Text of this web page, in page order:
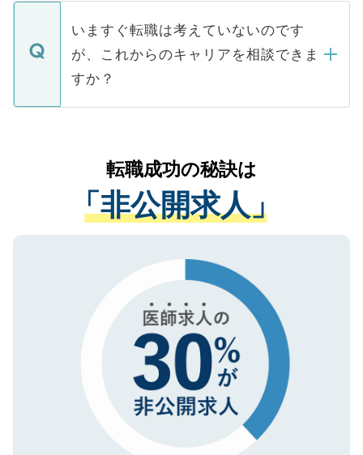
に、医療機関が求める条件に合った人材の
みを人材紹介会社に依頼するケースが増え
ています。
の辞退の連絡はキャリアパートナーが行い
個人情報が漏えいすることはありませんの
で、ご安心ください。当サイトからの登録
などで収集したご登録者様の個人情報は、
ご本人のキャリアアップおよび転職活動の
支援を目的に使用いたします。お預かりし
ているすべての個人データはご本人の許可
は、個人情報の取り扱いについての厳密な
管理基準を満たした事業者のみに付与され
る、プライバシーマークを取得済みです。
で、機密保持に関してもご安心ください。
いますぐ転職は考えていないのです
が、これからのキャリアを相談できま
すか？
かがいして、現在の医療機関の状況や紹介
経験をまじえながら、適切なアドバイスを
させていただきます。すぐにご転職をされ
ない方には、長期的なサポートが可能です
ので、まずはご登録ください。
転職成功の秘訣は
「非公開求人」